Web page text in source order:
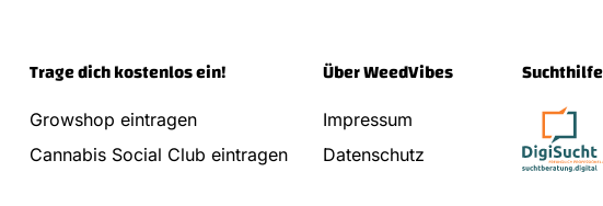
Trage dich kostenlos ein!
Growshop eintragen
Cannabis Social Club eintragen
Über WeedVibes
Impressum
Datenschutz